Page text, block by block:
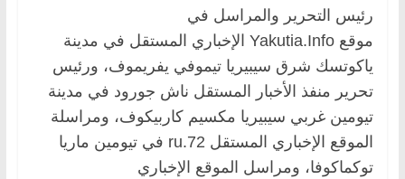
رئيس التحرير والمراسل في
موقع Yakutia.Info الإخباري المستقل في مدينة
ياكوتسك شرق سيبيريا تيموفي يفريموف، ورئيس
تحرير منفذ الأخبار المستقل ناش جورود في مدينة
تيومين غربي سيبيريا مكسيم كاربيكوف، ومراسلة
الموقع الإخباري المستقل 72.ru في تيومين ماريا
توكماكوفا، ومراسل الموقع الإخباري